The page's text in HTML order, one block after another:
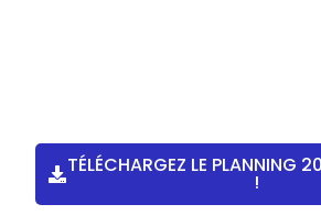
TÉLÉCHARGEZ LE PLANNING
!